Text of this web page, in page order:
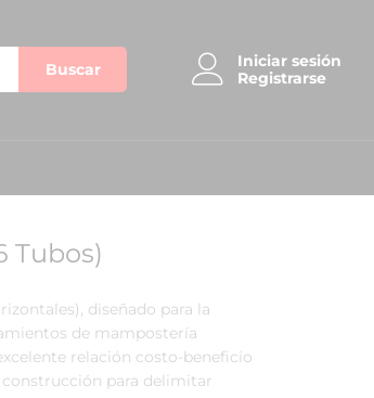
Buscar
Iniciar sesión
Registrarse
Tubos)
diseñado para la
de mampostería
relación costo-beneficio
para delimitar